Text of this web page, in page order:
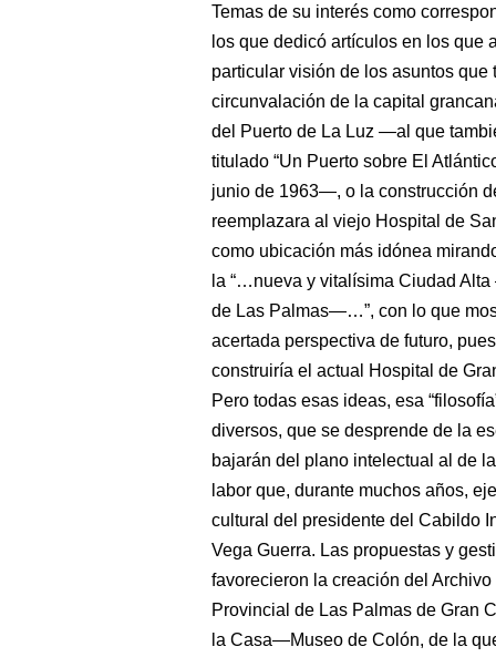
Temas de su interés como
los que dedicó artículos en los que
particular visión de los asuntos que
circunvalación de la capital
del Puerto de La Luz ―al que
titulado “Un Puerto sobre El
junio de 1963―, o la construcción
reemplazara al viejo Hospital de
como ubicación más idónea
la “…nueva y vitalísima Ciudad
de Las Palmas―…”, con lo que
acertada perspectiva de futuro,
construiría el actual Hospital de
Pero todas esas ideas, esa
diversos, que se desprende de la
bajarán del plano intelectual al de
labor que, durante muchos años,
cultural del presidente del Cabildo
Vega Guerra. Las propuestas y
favorecieron la creación del
Provincial de Las Palmas de Gran
la Casa―Museo de Colón, de la